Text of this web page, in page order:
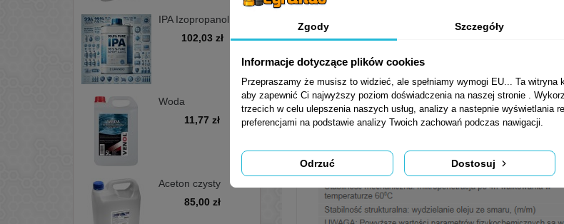
IPA Izopropanol
izopropylowy 99,9%
102,03 zł
Woda
11,77 zł
Aceton czysty
5L - zmywacz,
85,00 zł
luzie poprzecznym.
Normy, aprobaty, specyfikacje
DIN 51 502: K2S-10
ISO 6743-9: ACEB-2
Parametry fizyko-chemiczne
Zgody Szczegóły
Informacje dotyczące plików cookies
Przepraszamy że musisz to widzieć, ale spełniamy wymogi EU... Ta witryna
aby zapewnić Ci najwyższy poziom doświadczenia na naszej stronie .
trzecich w celu ulepszenia naszych usług, analizy a nastepnie wyświetlania
preferencjami na podstawie analizy Twoich zachowań podczas nawigacji.
Odrzuć Dostosuj